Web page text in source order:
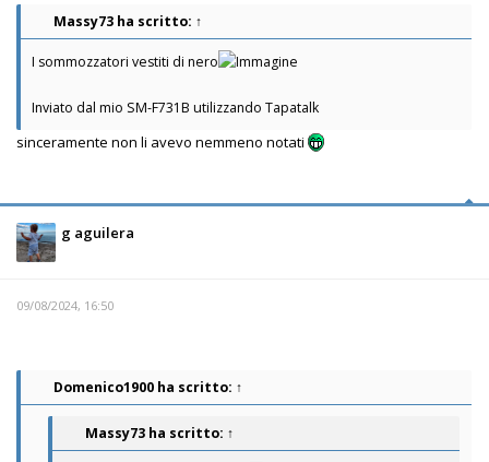
Massy73 ha scritto: ↑
I sommozzatori vestiti di nero
Inviato dal mio SM-F731B utilizzando Tapatalk
sinceramente non li avevo nemmeno notati
g aguilera
09/08/2024, 16:50
Domenico1900 ha scritto: ↑
Massy73 ha scritto: ↑